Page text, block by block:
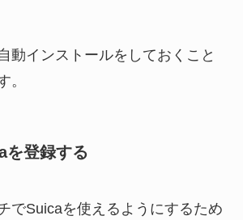
動インストールをしておくこと
。
登録する
でSuicaを使えるようにするため